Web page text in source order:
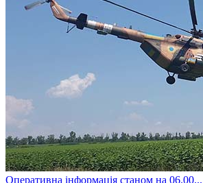
​Оперативна інформація станом на 06.00...